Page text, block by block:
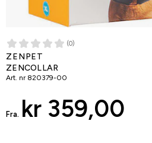
(0)
ZENPET
ZENCOLLAR
Art. nr 820379-00
Fra. kr 359,00